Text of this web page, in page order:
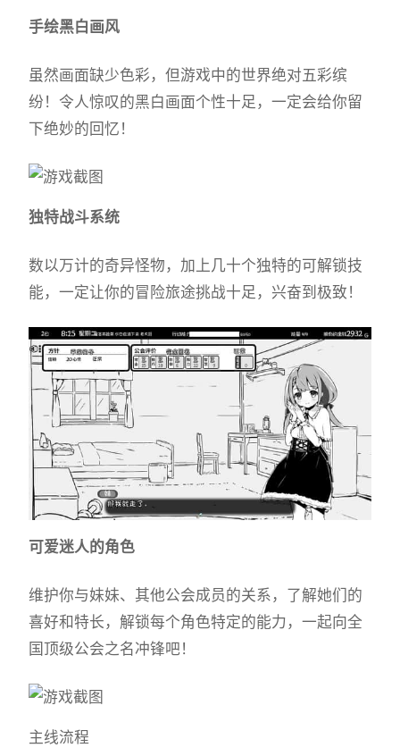
手绘黑白画风
虽然画面缺少色彩，但游戏中的世界绝对五彩缤
纷！令人惊叹的黑白画面个性十足，一定会给你留
下绝妙的回忆！
独特战斗系统
数以万计的奇异怪物，加上几十个独特的可解锁技
能，一定让你的冒险旅途挑战十足，兴奋到极致！
可爱迷人的角色
维护你与妹妹、其他公会成员的关系，了解她们的
喜好和特长，解锁每个角色特定的能力，一起向全
国顶级公会之名冲锋吧！
主线流程